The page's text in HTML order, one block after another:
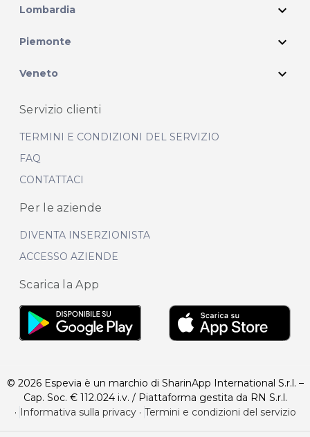
Lombardia expand_more
Piemonte expand_more
Veneto expand_more
Servizio clienti
TERMINI E CONDIZIONI DEL SERVIZIO
FAQ
CONTATTACI
Per le aziende
DIVENTA INSERZIONISTA
ACCESSO AZIENDE
Scarica la App
© 2026 Espevia è un marchio di SharinApp International S.r.l. –
Cap. Soc. € 112.024 i.v. / Piattaforma gestita da RN S.r.l.
· Informativa sulla privacy· Termini e condizioni del servizio